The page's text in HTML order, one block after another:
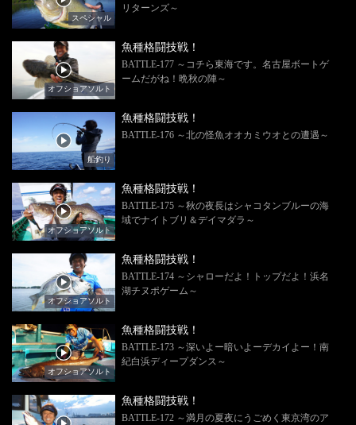
スペシャル
リターンズ～
オフショアソルト
魚種格闘技戦！
BATTLE-177 ～コチら東海です。名古屋ボートゲ
ームだがね！晩秋の陣～
船釣り
魚種格闘技戦！
BATTLE-176 ～北の怪魚オオカミウオとの遭遇～
オフショアソルト
魚種格闘技戦！
BATTLE-175 ～秋の夜長はシャコタンブルーの海
域でナイトブリ＆デイマダラ～
オフショアソルト
魚種格闘技戦！
BATTLE-174 ～シャローだよ！トップだよ！浜名
湖チヌポゲーム～
オフショアソルト
魚種格闘技戦！
BATTLE-173 ～深いよー暗いよーデカイよー！南
紀白浜ディープダンス～
魚種格闘技戦！
BATTLE-172 ～満月の夏夜にうごめく東京湾のア